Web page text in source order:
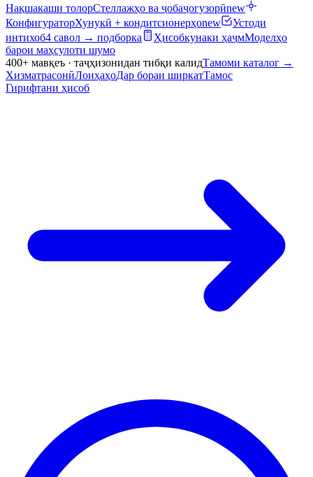
Нақшакаши толорСтеллажҳо ва ҷобаҷогузорӣnew
КонфигураторХунукӣ + кондитсионерҳоnew
Устоди
интихоб4 савол → подборка Ҳисобкунаки ҳаҷмМоделҳо
барои маҳсулоти шумо
400+ мавқеъ · таҷҳизонидан тибқи калидТамоми каталог →
ХизматрасонӣЛоиҳаҳоДар бораи ширкатТамос
Гирифтани ҳисоб